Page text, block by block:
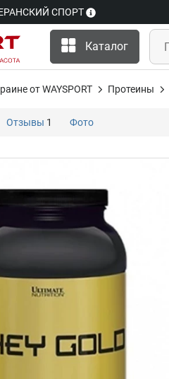
СПОРТ
Каталог
от WAYSPORT Протеины
Отзывы 1 Фото